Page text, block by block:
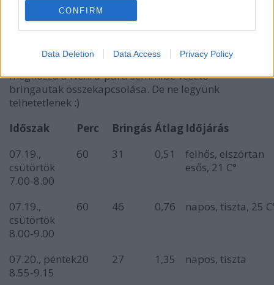
CONFIRM
Data Deletion Data Access Privacy Policy
bringákat, tekerő időseket, gyerekeket, és még a
"hírhedt" Bakáts utcai kereszteződés robogókkal
zsúfolt tárolójának sorsa isjobbra fordultegy
erélyes posztunkat
követően. Már csak egy merész
óhaja lenne az egyszeri ferencvárosi bringásnak,
méghozzá a Nehru-parti semmibe vezető
bringautak összekapcsolása. De ne legyünk
telhetetlenek :)
Időszak
Perc Bringás Átlag Időjárás
07.19.,
csütörtök
7.00-8.00
60 31 0,51
felhős, elszórtan
esős, 21 C°
07.19.,
csütörtök
8.00-9.00
60 46 0,76 napos, tiszta, 25
07.20., péntek
8.55-9.15
20 27 1,35 napos, tiszta